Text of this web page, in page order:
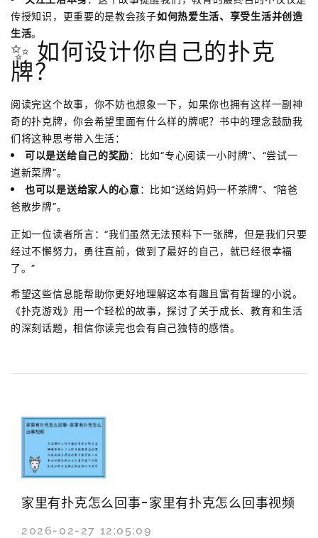
传授知识，更重要的是教会孩子如何热爱生活、享受生活并创造
生活。
✨ 如何设计你自己的扑克
牌？
阅读完这个故事，你不妨也想象一下，如果你也拥有这样一副神
奇的扑克牌，你会希望里面有什么样的牌呢？书中的理念鼓励我
们将这种思考带入生活：
可以是送给自己的奖励：比如“专心阅读一小时牌”、“尝试一
道新菜牌”。
也可以是送给家人的心意：比如“送给妈妈一杯茶牌”、“陪爸
爸散步牌”。
正如一位读者所言：“我们虽然无法预料下一张牌，但是我们只要
经过不懈努力，勇往直前，做到了最好的自己，就已经很幸福
了。”
希望这些信息能帮助你更好地理解这本有趣且富有哲理的小说。
《扑克游戏》用一个轻松的故事，探讨了关于成长、教育和生活
的深刻话题，相信你读完也会有自己独特的感悟。
家里有扑克怎么回事-家里有扑克怎么回事视频
2026-02-27 12:05:09